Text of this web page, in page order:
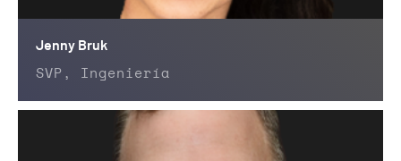
Jenny Bruk
SVP, Ingeniería